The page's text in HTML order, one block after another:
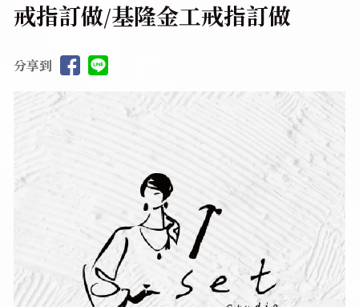
戒指訂做/基隆金工戒指訂做
分享到